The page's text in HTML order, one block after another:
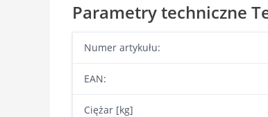
Parametry techniczne
Numer artykułu:
EAN:
Ciężar [kg]